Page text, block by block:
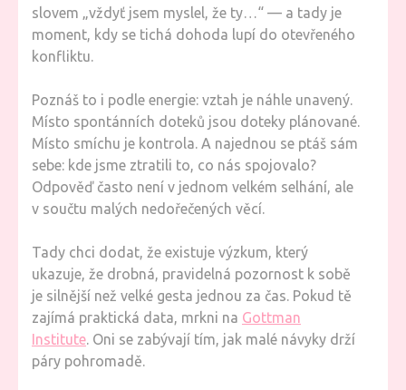
slovem „vždyť jsem myslel, že ty…“ — a tady je
moment, kdy se tichá dohoda lupí do otevřeného
konfliktu.
Poznáš to i podle energie: vztah je náhle unavený.
Místo spontánních doteků jsou doteky plánované.
Místo smíchu je kontrola. A najednou se ptáš sám
sebe: kde jsme ztratili to, co nás spojovalo?
Odpověď často není v jednom velkém selhání, ale
v součtu malých nedořečených věcí.
Tady chci dodat, že existuje výzkum, který
ukazuje, že drobná, pravidelná pozornost k sobě
je silnější než velké gesta jednou za čas. Pokud tě
zajímá praktická data, mrkni na Gottman
Institute. Oni se zabývají tím, jak malé návyky drží
páry pohromadě.